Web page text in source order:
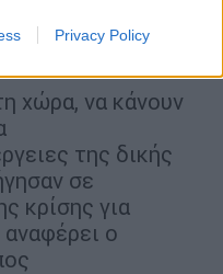
Privacy Policy
αντί να
μικρόψυχα
χώρα, να κάνουν
της δικής
σε
κρίσης για
αναφέρει ο